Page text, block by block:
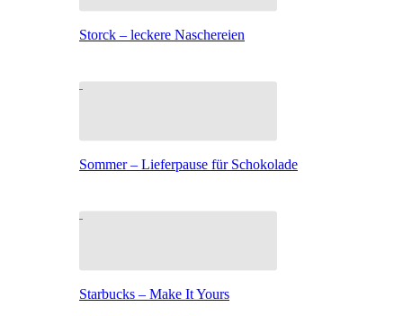
Storck – leckere Naschereien
Sommer – Lieferpause für Schokolade
Starbucks – Make It Yours